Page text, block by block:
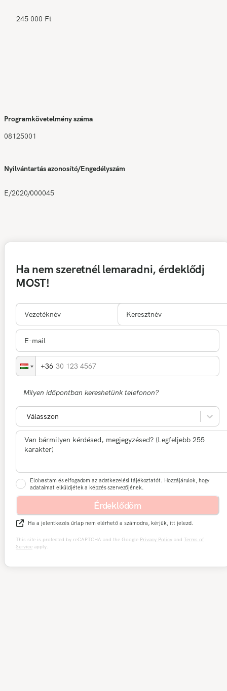
245 000 Ft
Programkövetelmény száma
08125001
Nyilvántartás azonosító/Engedélyszám
E/2020/000045
Ha nem szeretnél lemaradni, érdeklődj
MOST!
30 123 4567
Milyen időpontban kereshetünk telefonon?
Válasszon
Elolvastam és elfogadom az adatkezelési tájékoztatót. Hozzájárulok, hogy
adataimat elküldjétek a képzés szervezőjének.
Érdeklődöm
Ha a jelentkezés űrlap nem elérhető a számodra, kérjük, itt jelezd.
This site is protected by reCAPTCHA and the Google Privacy Policy and Terms of
Service apply.